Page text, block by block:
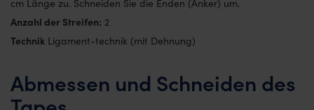
cm Länge zu. Schneiden Sie die Enden (Anker) um.
Anzahl der Streifen: 2
Technik Ligament-technik (mit Dehnung)
Abmessen und Schneiden des